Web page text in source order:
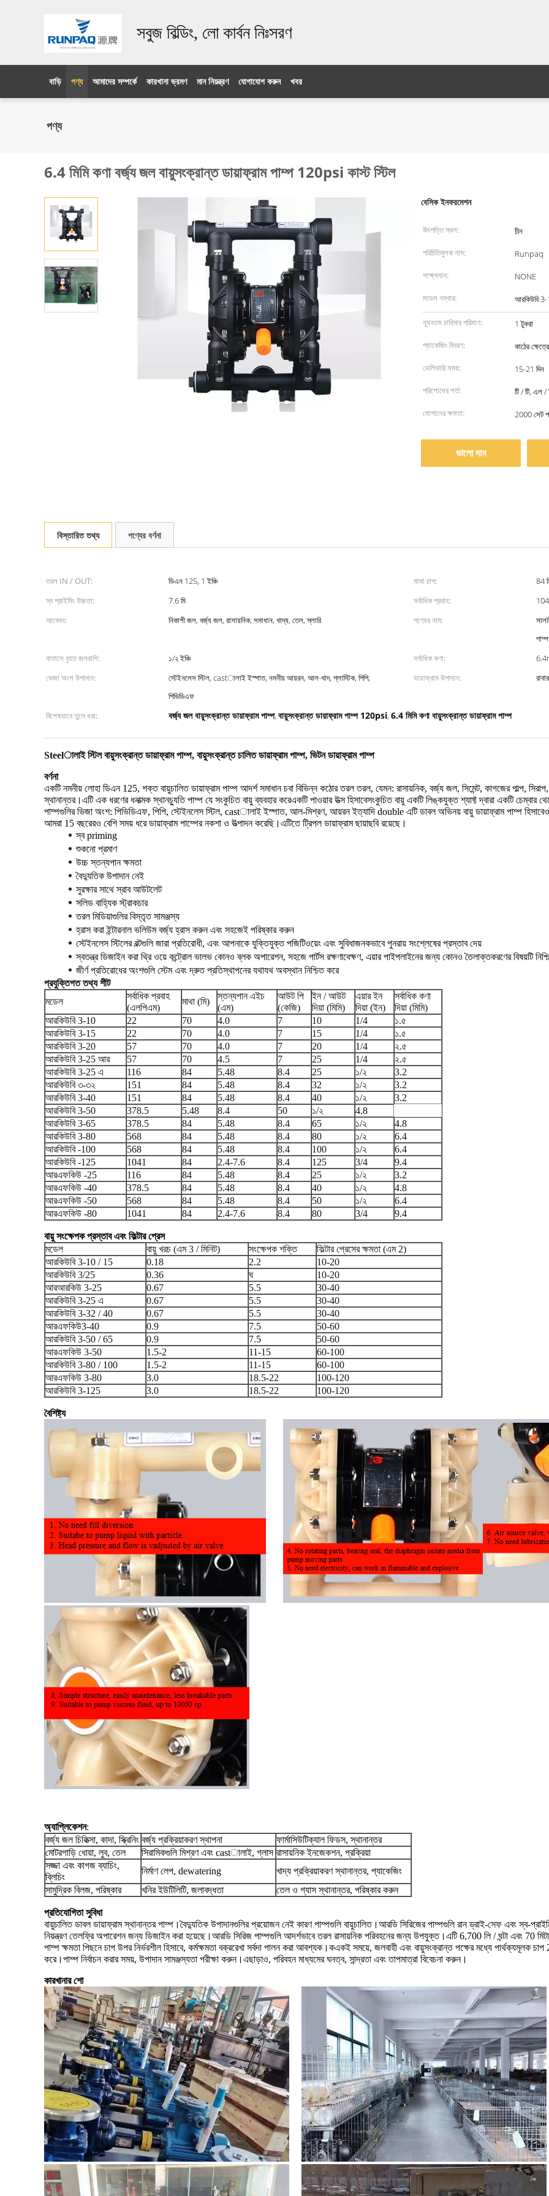
সবুজ বিল্ডিং, লো কার্বন নিঃসরণ
বাড়ি পণ্য আমাদের সম্পর্কে কারখানা ভ্রমণ মান নিয়ন্ত্রণ যোগাযোগ করুন খবর
পণ্য
6.4 মিমি কণা বর্জ্য জল বায়ুসংক্রান্ত ডায়াফ্রাম পাম্প 120psi কাস্ট স্টিল
বেসিক ইনফরমেশন
উৎপত্তি স্থল:
চীন
পরিচিতিমুলক নাম:
Runpaq
সাক্ষ্যদান:
NONE
মডেল নম্বার:
আরকিউবি
ন্যূনতম চাহিদার পরিমাণ:
1 টুকরা
প্যাকেজিং বিবরণ:
কাঠের ক্ষেত্রে
ডেলিভারি সময়:
15-21 দিন
পরিশোধের শর্ত:
টি / টি, এল /
যোগানের ক্ষমতা:
2000 সেট
ভালো দাম
বিস্তারিত তথ্য পণ্যের বর্ণনা
তরল IN / OUT: ডিএন 125, 1 ইঞ্চি মাথা চাপ:
84
স্ব প্রাইমিং উচ্চতা:
7.6 মি সর্বাধিক প্রবাহ:
আবেদন:
নিকাশী জল, বর্জ্য জল, রাসায়নিক, সমাধান, খাদ্য, তেল, স্লারি পণ্যের নাম:
পাম্প
বাতাসে বৃহত জলরাশি:
১/২ ইঞ্চি সর্বাধিক কণা:
ভেজা অংশ উপাদান:
স্টেইনলেস স্টিল, castালাই ইস্পাত, নমনীয় আয়রন, আল-খাদ, প্লাস্টিক, পিপি,
পিভিডিএফ
ডায়াফ্রাম উপাদান:
বিশেষভাবে তুলে ধরা: বর্জ্য জল বায়ুসংক্রান্ত ডায়াফ্রাম পাম্প, বায়ুসংক্রান্ত ডায়াফ্রাম পাম্প 120psi, 6.4 মিমি কণা বায়ুসংক্রান্ত ডায়াফ্রাম পাম্প
Steelালাই স্টিল বায়ুসংক্রান্ত ডায়াফ্রাম পাম্প, বায়ুসংক্রান্ত চালিত ডায়াফ্রাম পাম্প, ভিটন ডায়াফ্রাম পাম্প
বর্ণনা
একটি নমনীয় লোহা ডিএন 125, শক্তবায়ুচালিত ডায়াফ্রাম পাম্প আদর্শ সমাধান চবা বিভিন্ন কঠোর তরল তরল, যেমন: রাসায়নিক, বর্জ্য জল, সিমেন্ট, কাগজের পাল্প,
স্থানান্তর ।এটি এক ধরণের ধনাত্মক স্থানচ্যুতি পাম্প যে সংকুচিত বায়ু ব্যবহার করেএকটি পাওয়ার উত্স হিসাবেসংকুচিত বায়ু একটি লিঙ্কযুক্ত শ্যাফ্ট দ্বারা একটি চেম্বার
পাম্পগুলির ভিজা অংশ: পিভিডিএফ, পিপি, স্টেইনলেস স্টিল, castালাই ইস্পাত, আল-মিশ্রণ, আয়রন ইত্যাদি double এটি ডাবল অভিনয় বায়ু ডায়াফ্রাম পাম্প হিসাবেও
আমরা 15 বছরেরও বেশি সময় ধরে ডায়াফ্রাম পাম্পের নকশা ও উত্পাদন করেছি।এটিতে ট্রিপল ডায়াফ্রাম ছায়াছবি রয়েছে।
স্ব priming
শুকনো প্রমাণ
উচ্চ স্তন্যপান ক্ষমতা
বৈদ্যুতিক উপাদান নেই
সুরক্ষার সাথে স্রাব আউটলেট
সলিড বাহ্যিক স্ট্রাকচার
তরল মিডিয়াগুলির বিস্তৃত সামঞ্জস্য
হ্রাস করা ইন্টারনাল ভলিউম বর্জ্য হ্রাস করুন এবং সহজেই পরিষ্কার করুন
স্টেইনলেস স্টিলের বল্টগুলি জারা প্রতিরোধী, এবং আপনাকে যুক্তিযুক্ত পজিটিওয়েং এবং সুবিধাজনকভাবে পুনরায় সংশ্লেষের প্রস্তাব দেয়
স্বতন্ত্র ডিজাইন করা থ্রি ওয়ে কন্ট্রোল ভালভ কোনও ব্লক অপারেশন, সহজে পার্টস রক্ষণাবেক্ষণ, এয়ার পাইপলাইনের জন্য কোনও তৈলাক্তকরণের বিষয়টি
জীর্ণ প্রতিরোধের অংশগুলি স্টেম এবং দ্রুত প্রতিস্থাপনের যথাযথ অবস্থান নিশ্চিত করে
প্রযুক্তিগত তথ্য শীট
মডেল
সর্বাধিক প্রবাহ
(এলপিএম)
মাথা (মি)
স্তন্যপান এইচ
(এম)
আউট পি
(কেজি)
ইন / আউট
দিয়া (মিমি)
এয়ার ইন
দিয়া (ইন)
সর্বাধিক কণা
দিয়া (মিমি)
আরকিউবি 3-10
22 70 4.0 7 10 1/4
১.৫
আরকিউবি 3-15
22 70 4.0 7 15 1/4
১.৫
আরকিউবি 3-20
57 70 4.0 7 20 1/4
২.৫
আরকিউবি 3-25 আর
57 70 4.5 7 25 1/4
২.৫
আরকিউবি 3-25 এ
116 84 5.48 8.4 25 ১/২
3.2
আরকিউবি ৩-৩২
151 84 5.48 8.4 32 ১/২
3.2
আরকিউবি 3-40
151 84 5.48 8.4 40 ১/২
3.2
আরকিউবি 3-50
378.5 5.48 8.4 50 ১/২
4.8
আরকিউবি 3-65
378.5 84 5.48 8.4 65 ১/২
4.8
আরকিউবি 3-80
568 84 5.48 8.4 80 ১/২
6.4
আরকিউবি -100
568 84 5.48 8.4 100 ১/২
6.4
আরকিউবি -125
1041 84 2.4-7.6 8.4 125 3/4
9.4
আরএফকিউ -25
116 84 5.48 8.4 25 ১/২
3.2
আরএফকিউ -40
378.5 84 5.48 8.4 40 ১/২
4.8
আরএফকিউ -50
568 84 5.48 8.4 50 ১/২
6.4
আরএফকিউ -80
1041 84 2.4-7.6 8.4 80 3/4 9.4
বায়ু সংক্ষেপক প্রস্তাব এবং ফিল্টার প্রেস
মডেল
বায়ু খরচ (এম 3 / মিনিট) সংক্ষেপক শক্তি
ফিল্টার প্রেসের ক্ষমতা (এম 2)
আরকিউবি 3-10 / 15
0.18 2.2
10-20
আরকিউবি 3/25
0.36 ঘ
10-20
আরআরকিউ 3-25
0.67 5.5
30-40
আরকিউবি 3-25 এ
0.67 5.5
30-40
আরকিউবি 3-32 / 40
0.67 5.5
30-40
আরএফকিউ3-40
0.9 7.5
50-60
আরকিউবি 3-50 / 65
0.9 7.5
50-60
আরএফকিউ 3-50
1.5-2 11-15
60-100
আরকিউবি 3-80 / 100
1.5-2 11-15
60-100
আরএফকিউ 3-80
3.0 18.5-22
100-120
আরকিউবি 3-125
3.0 18.5-22 100-120
বৈশিষ্ট্য
অ্যাপ্লিকেশন:
বর্জ্য জল চিকিত্সা, কাদা, স্ক্রিনিং বর্জ্য প্রক্রিয়াকরণ স্থাপনা
ফার্মাসিউটিক্যাল ফিডস, স্থানান্তর
মোটরগাড়ি ধোয়া, লুব, তেল
সিরামিকগুলি মিশ্রণ এবং castালাই, গ্লাস রাসায়নিক ইনজেকশন, প্রক্রিয়া
সজ্জা এবং কাগজ ব্যাচিং,
ব্লিচিং
নির্মাণ লেপ, dewatering
খাদ্য প্রক্রিয়াকরণ স্থানান্তর, প্যাকেজিং
সামুদ্রিক বিলজ, পরিষ্কার
খনির ইউটিলিটি, জলাবদ্ধতা তেল ও গ্যাস স্থানান্তর, পরিষ্কার করুন
প্রতিযোগিতা সুবিধা
বায়ুচালিত ডাবল ডায়াফ্রাম স্থানান্তর পাম্প।বৈদ্যুতিক উপাদানগুলির প্রয়োজন নেই কারণ পাম্পগুলি বায়ুচালিত।আরডি সিরিজের পাম্পগুলি রান ড্রাই-সেফ এবং স্ব-
নিয়ন্ত্রণ তেলফ্রি অপারেশন জন্য ডিজাইন করা হয়েছে।আরডি সিরিজ পাম্পগুলি আদর্শভাবে তরল রাসায়নিক পরিবহনের জন্য উপযুক্ত।এটি 6,700 লি / ঘন্টা এবং 70
পাম্প ক্ষমতা পিছনে চাপ উপর নির্ভরশীল হিসাবে, কর্মক্ষমতা বক্ররেখা সর্বদা পালন করা আবশ্যক।কএকই সময়ে, জলবাহী এবং বায়ুসংক্রান্ত পক্ষের মধ্যে পার্থক্যমূলক চাপ
করে।পাম্প নির্বাচন করার সময়, উপাদান সামঞ্জস্যতা পরীক্ষা করুন।এছাড়াও, পরিবহন মাধ্যমের ঘনত্ব, সান্দ্রতা এবং তাপমাত্রা বিবেচনা করুন।
কারখানার শো